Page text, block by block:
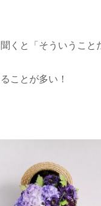
くと「そういうこと
ことが多い！